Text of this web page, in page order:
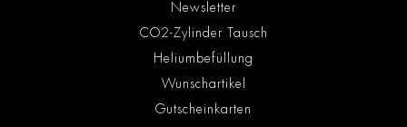
Newsletter
CO2-Zylinder Tausch
Heliumbefüllung
Wunschartikel
Gutscheinkarten